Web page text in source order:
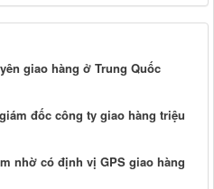
giao hàng ở Trung Quốc
đốc công ty giao hàng triệu
nhờ có định vị GPS giao hàng